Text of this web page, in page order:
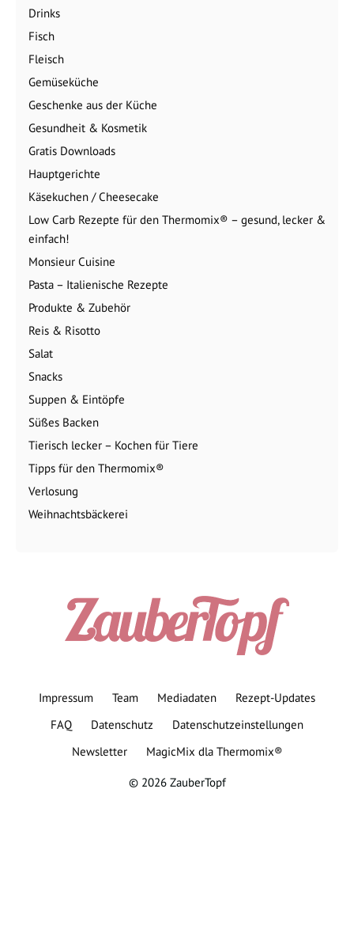
Drinks
Fisch
Fleisch
Gemüseküche
Geschenke aus der Küche
Gesundheit & Kosmetik
Gratis Downloads
Hauptgerichte
Käsekuchen / Cheesecake
Low Carb Rezepte für den Thermomix® – gesund, lecker &
einfach!
Monsieur Cuisine
Pasta – Italienische Rezepte
Produkte & Zubehör
Reis & Risotto
Salat
Snacks
Suppen & Eintöpfe
Süßes Backen
Tierisch lecker – Kochen für Tiere
Tipps für den Thermomix®
Verlosung
Weihnachtsbäckerei
Impressum Team Mediadaten
Rezept-Updates
FAQ
Datenschutz
Datenschutzeinstellungen
Newsletter
MagicMix dla Thermomix®
© 2026 ZauberTopf